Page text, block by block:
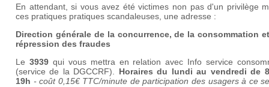
En attendant, si vous avez été victimes non pas d'un privilège
ces pratiques pratiques scandaleuses, une adresse :
Direction générale de la concurrence, de la consommation
répression des fraudes
Le 3939qui vous mettra en relation avec Info service
(service de la DGCCRF).
Horaires du lundi au vendredi de
19h - coût 0,15€ TTC/minute de participation des usagers à ce